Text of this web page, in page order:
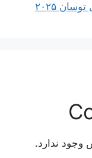
۲۰۲۵
وجود ندارد.